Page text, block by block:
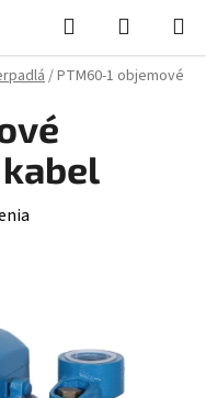
Hľadať
KOŠÍK
/PTM60-1 objemové